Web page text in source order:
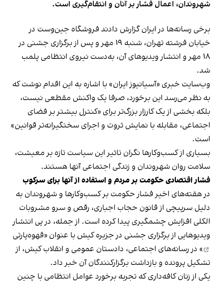
شهروندان، اعمال فشار بر آنان و انتقام‌گیری است.
برخی رسانه‌ها در ایران گزارش دادند فروشگاه جین‌وست در
خیابان فرشته تهران، شنبه ۱۹ مهر و پس از برگزاری جشنی در
۱۸ مهر و انتشار ویدیوهای آن، به‌دست نیروی انتظامی پلمب
شد.
وب‌سایت خبری «آسیانیوز ایران» با اشاره به این اقدام نوشت که
به نظر می‌رسد این برخورد، صرفا یک واکنش مقطعی نیست،
بلکه بخشی از یک کارزار بزرگ‌تر برای «کنترل بیشتر بر فضای
اجتماعی، مقابله با نمایش ثروت و اجرای سختگیرانه‌تر قوانین»
است.
بسیاری از کسب‌وکارها نگران تاثیر این سیاست‌ تازه بر معیشت،
سلامت روان شهروندان و زندگی اجتماعی آنها هستند.
فشار اقتصادی حکومت بر مردم و استفاده از آنها برای سرکوب
در هفته‌های اخیر فشار حکومت بر کسب‌وکارها و شهروندان به
دلیل سرپیچی از قانون حجاب اجباری، رقص و سرو مشروبات
الکلی افزایش چشمگیری پیدا کرده است. از جمله، در پی انتشار
ویدیوهایی از برگزاری جشنی در جزیره کیش با عنوان «قهوه‌پارتی
» در رسانه‌های اجتماعی، دادستان عمومی و انقلاب کیش، از
تشکیل پرونده و بازداشت برگزارکنندگان آن خبر داد.
یکی از زنان کافه‌داری که تجربه برخورد عوامل انتظامی با چنین